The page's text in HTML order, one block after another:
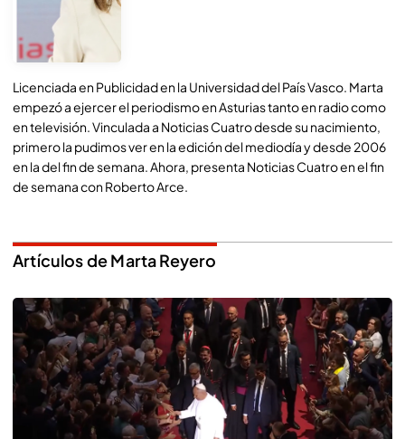
Licenciada en Publicidad en la Universidad del País Vasco. Marta
empezó a ejercer el periodismo en Asturias tanto en radio como
en televisión. Vinculada a Noticias Cuatro desde su nacimiento,
primero la pudimos ver en la edición del mediodía y desde 2006
en la del fin de semana. Ahora, presenta Noticias Cuatro en el fin
de semana con Roberto Arce.
Artículos de Marta Reyero